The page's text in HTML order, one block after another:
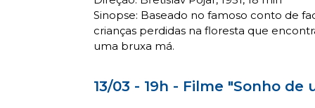
Sinopse: Baseado no famoso conto de
crianças perdidas na floresta que
uma bruxa má.
13/03 - 19h - Filme "Sonho